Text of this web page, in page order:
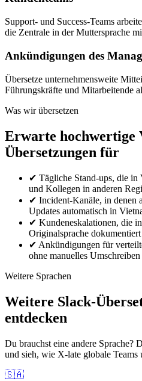
Support- und Success-Teams
die Zentrale in der Muttersprache
Ankündigungen des
Übersetze unternehmensweite
Führungskräfte und Mitarbeitende
Was wir übersetzen
Erwarte hochwertige
Übersetzungen für
✔ Tägliche Stand-ups, die
und Kollegen in anderen
✔ Incident-Kanäle, in denen
Updates automatisch in
✔ Kundeneskalationen, die
Originalsprache
✔ Ankündigungen für
ohne manuelles
Weitere Sprachen
Weitere Slack-
entdecken
Du brauchst eine andere Sprache?
und sieh, wie X-late globale Teams
🇸🇦